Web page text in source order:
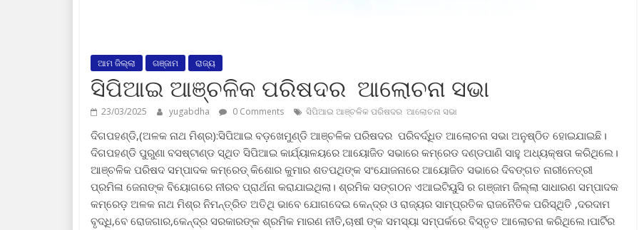
ଆମ ଜିଲ୍ଲା ଗଞ୍ଜାମ ରାଜ୍ୟ
ସିପିଆଇ ଆଞ୍ଚଳିକ ପରିଷଦର ଆଲୋଚନା ସଭା
23/03/2025 yugabdha 0 Comments ସିପିଆଇ ଆଞ୍ଚଳିକ ପରିଷଦର ଆଲୋଚନା ସଭା
ଦିଗପହଣ୍ଡି,(ଅଳକ ନାଥ ମିଶ୍ର):ସିପିଆଇ ବଡ଼ଖେମୁଣ୍ଡି ଆଞ୍ଚଳିକ ପରିଷଦର ପରିବର୍ଦ୍ଧିତ ଆଲୋଚନା ସଭା ଅନୁଷ୍ଠିତ ହୋଇଯାଇଛି।
ଦିଗପହଣ୍ଡି ପୁରୁଣା ବସଷ୍ଟାଣ୍ଡ ସ୍ଥିତ ସିପିଆଇ କାର୍ଯ୍ୟାଳୟରେ ଆୟୋଜିତ ସଭାରେ କମ୍ରେଡ ଦଣ୍ଡପାଣି ସାହୁ ଅଧ୍ୟକ୍ଷତା କରିଥିଲେ।
ଆଞ୍ଚଳିକ ପରିଷଦ ସମ୍ପାଦକ କମ୍ରେଡ୍ କିଶୋର କୁମାର ଶତପଥିଙ୍କ ସଂଯୋଜନାରେ ଆୟୋଜିତ ସଭାରେ ଦିବଙ୍ଗତ ନାରୀନେତ୍ରୀ
ପ୍ରମିଳା ଜେନାଙ୍କ ବିୟୋଗରେ ନୀରବ ପ୍ରାର୍ଥନା କରାଯାଇଥିଲା। ଶ୍ରମିକ ସଙ୍ଗଠନ ଏଆଇଟିୟୁସି ର ଗଞ୍ଜାମ ଜିଲ୍ଲା ସାଧାରଣ ସମ୍ପାଦକ
କମ୍ରେଡ଼ ଅଳକ ନାଥ ମିଶ୍ର ନିମନ୍ତ୍ରିତ ଅତିଥି ଭାବେ ଯୋଗଦେଇ କେନ୍ଦ୍ର ଓ ରାଜ୍ୟର ସାମ୍ପ୍ରତିକ ରାଜନୈତିକ ପରିସ୍ଥିତି ,ଦରଦାମ
ବୃଦ୍ଧି,ବେ ରୋଜଗାର,କେନ୍ଦ୍ର ସରକାରଙ୍କ ଶ୍ରମିକ ମାରଣ ନୀତି,ଚାଷୀ ଙ୍କ ସମସ୍ୟା ସମ୍ପର୍କରେ ବିସ୍ତୃତ ଆଲୋଚନା କରିଥିଲେ।ପାର୍ଟିର